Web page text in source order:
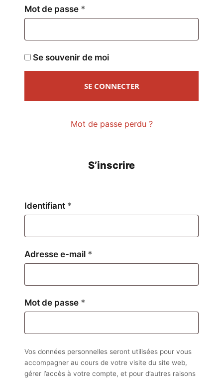
Mot de passe *
Se souvenir de moi
SE CONNECTER
Mot de passe perdu ?
S’inscrire
Identifiant *
Adresse e-mail *
Mot de passe *
Vos données personnelles seront utilisées pour vous
accompagner au cours de votre visite du site web,
gérer l’accès à votre compte, et pour d’autres raisons